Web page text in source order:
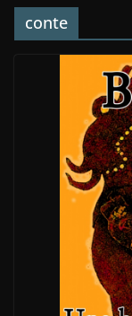
conte